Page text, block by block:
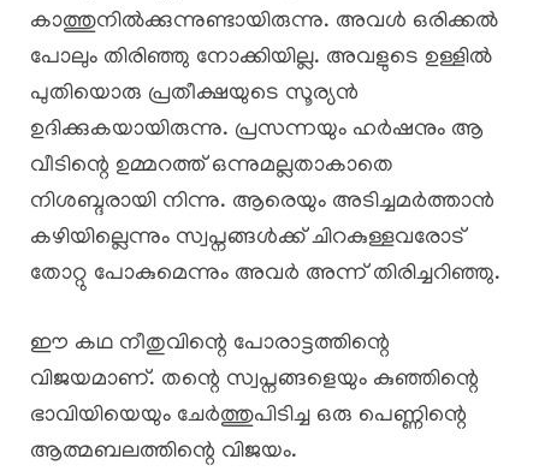
കാത്തുനിൽക്കുന്നുണ്ടായിരുന്നു. അവൾ ഒരിക്കൽ
പോലും തിരിഞ്ഞു നോക്കിയില്ല. അവളുടെ ഉള്ളിൽ
പുതിയൊരു പ്രതീക്ഷയുടെ സൂര്യൻ
ഉദിക്കുകയായിരുന്നു. പ്രസന്നയും ഹർഷനും ആ
വീടിന്റെ ഉമ്മറത്ത് ഒന്നുമല്ലതാകാതെ
നിശബ്ദരായി നിന്നു. ആരെയും അടിച്ചമർത്താൻ
കഴിയില്ലെന്നും സ്വപ്നങ്ങൾക്ക് ചിറകുള്ളവരോട്
തോറ്റു പോകുമെന്നും അവർ അന്ന് തിരിച്ചറിഞ്ഞു.
ഈ കഥ നീതുവിന്റെ പോരാട്ടത്തിന്റെ
വിജയമാണ്. തന്റെ സ്വപ്നങ്ങളെയും കുഞ്ഞിന്റെ
ഭാവിയിയെയും ചേർത്തുപിടിച്ച ഒരു പെണ്ണിന്റെ
ആത്മബലത്തിന്റെ വിജയം.